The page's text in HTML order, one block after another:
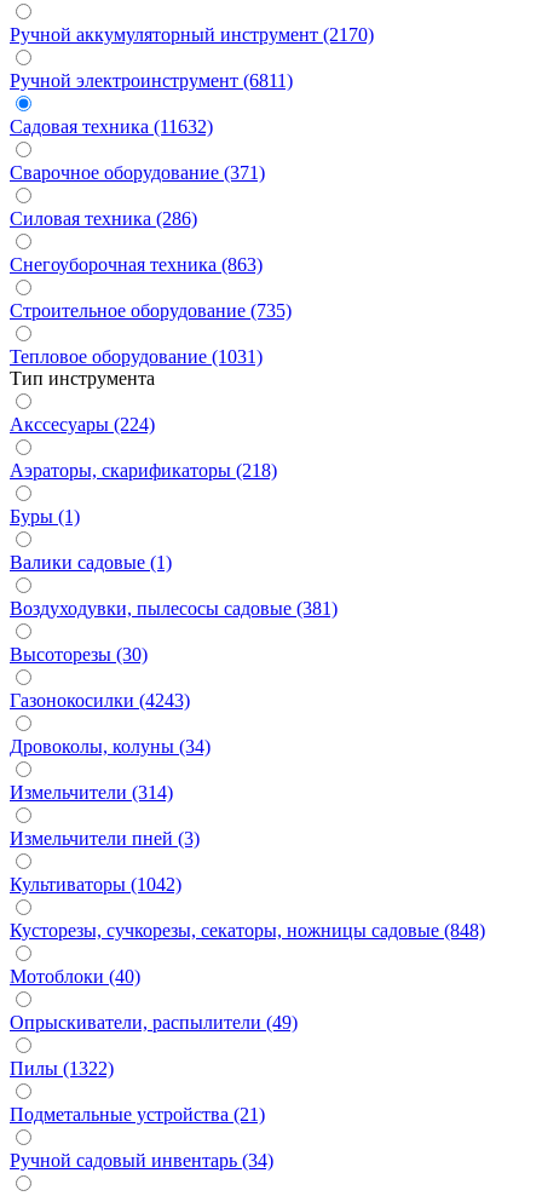
Ручной аккумуляторный инструмент (2170)
Ручной электроинструмент (6811)
Садовая техника (11632)
Сварочное оборудование (371)
Силовая техника (286)
Снегоуборочная техника (863)
Строительное оборудование (735)
Тепловое оборудование (1031)
Тип инструмента
Акссесуары (224)
Аэраторы, скарификаторы (218)
Буры (1)
Валики садовые (1)
Воздуходувки, пылесосы садовые (381)
Высоторезы (30)
Газонокосилки (4243)
Дровоколы, колуны (34)
Измельчители (314)
Измельчители пней (3)
Культиваторы (1042)
Кусторезы, сучкорезы, секаторы, ножницы садовые (848)
Мотоблоки (40)
Опрыскиватели, распылители (49)
Пилы (1322)
Подметальные устройства (21)
Ручной садовый инвентарь (34)